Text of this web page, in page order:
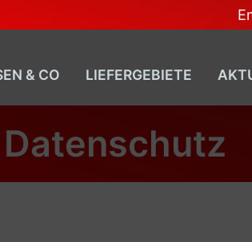
& CO LIEFERGEBIETE
Datenschutz